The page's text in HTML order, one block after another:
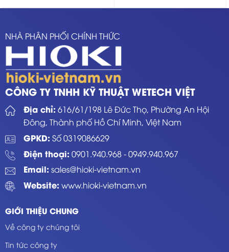
NHÀ PHÂN PHỐI CHÍNH THỨC
CÔNG TY TNHH KỸ THUẬT WETECH VIỆT
Địa chỉ: 616/61/198 Lê Đức Thọ, Phường An Hội
Đông, Thành phố Hồ Chí Minh, Việt Nam
GPKD: Số 0319086629
Điện thoại: 0901.940.968-0949.940.967
Email: sales@hioki-vietnam.vn
Website: www.hioki-vietnam.vn
GIỚI THIỆU CHUNG
Về công ty chúng tôi
Tin tức công ty